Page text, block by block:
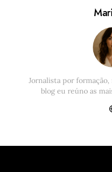
Jornalista por
blog eu reúno as